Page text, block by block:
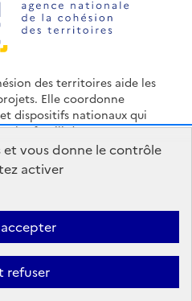
et vous donne le contrôle
activer
refuser
des territoires aide les
Elle coordonne
dispositifs nationaux qui
plus fragilisés.
Logo ANCT
Mentions légales
Politique